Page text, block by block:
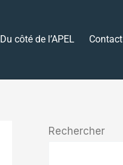
Du côté de l’APEL Contact
Rechercher